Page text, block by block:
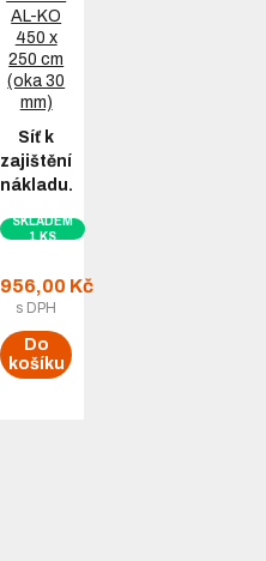
Síť k
zajištění
nákladu…
SKLADEM
1 KS
956,00 Kč
s DPH
Do
košíku